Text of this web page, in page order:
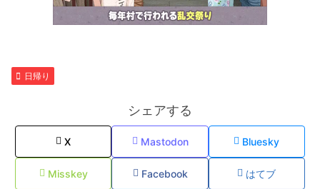
日帰り
シェアする
X Mastodon Bluesky
Misskey Facebook はてブ